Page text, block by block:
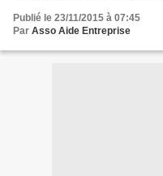
Publié le 23/11/2015 à 07:45
Par Asso Aide Entreprise